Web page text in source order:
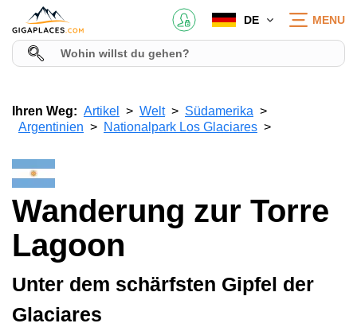
DE MENU
Ihren Weg: Artikel Welt
Südamerika
Argentinien
Nationalpark Los Glaciares
Wanderung zur Torre
Lagoon
Unter dem schärfsten Gipfel der
Glaciares